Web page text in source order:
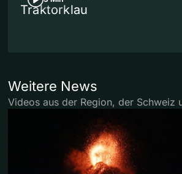
Traktorklau
Weitere News
Videos aus der Region, der Schweiz